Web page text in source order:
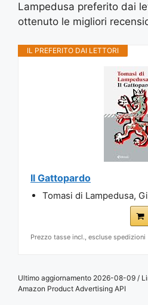
Lampedusa preferito dai
ottenuto le migliori
IL PREFERITO DAI LETTORI
Il Gattopardo
Tomasi di Lampedusa,
Prezzo tasse incl., escluse spedizioni
Ultimo aggiornamento 2026-08-09 /
Amazon Product Advertising API